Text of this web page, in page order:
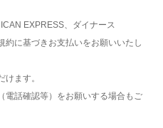
EXPRESS、ダイナース
約に基づきお支払いをお願いいたし
ます。
話確認等）をお願いする場合もご